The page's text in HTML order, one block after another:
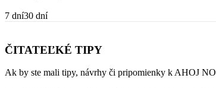
7 dní30 dní
ČITATEĽKÉ TIPY
Ak by ste mali tipy, návrhy či pripomienky k AHOJ